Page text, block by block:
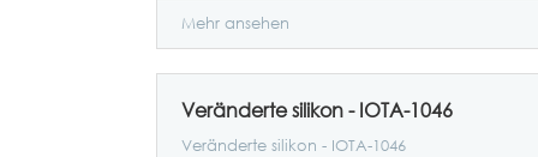
Mehr ansehen
Veränderte silikon - IOTA-1046
Veränderte silikon - IOTA-1046